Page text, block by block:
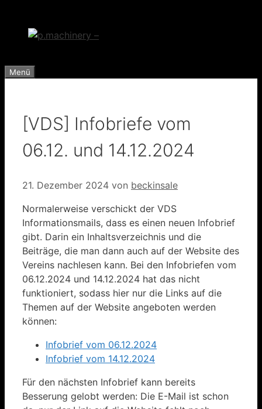
springen
Menü
[VDS] Infobriefe vom
06.12. und 14.12.2024
21. Dezember 2024 von beckinsale
Normalerweise verschickt der VDS
Informationsmails, dass es einen neuen Infobrief
gibt. Darin ein Inhaltsverzeichnis und die
Beiträge, die man dann auch auf der Website des
Vereins nachlesen kann. Bei den Infobriefen vom
06.12.2024 und 14.12.2024 hat das nicht
funktioniert, sodass hier nur die Links auf die
Themen auf der Website angeboten werden
können:
Infobrief vom 06.12.2024
Infobrief vom 14.12.2024
Für den nächsten Infobrief kann bereits
Besserung gelobt werden: Die E-Mail ist schon